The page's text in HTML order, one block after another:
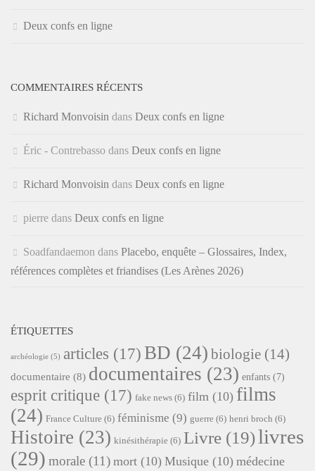
Deux confs en ligne
COMMENTAIRES RÉCENTS
Richard Monvoisin dans Deux confs en ligne
Éric - Contrebasso dans Deux confs en ligne
Richard Monvoisin dans Deux confs en ligne
pierre dans Deux confs en ligne
Soadfandaemon dans Placebo, enquête – Glossaires, Index,
références complètes et friandises (Les Arènes 2026)
ÉTIQUETTES
archéologie (5) articles (17) BD (24) biologie (14)
documentaire (8) documentaires (23) enfants (7)
esprit critique (17) fake news (6) film (10) films
(24) France Culture (6) féminisme (9) guerre (6) henri broch (6)
Histoire (23) kinésithérapie (6) Livre (19)livres
(29) morale (11) mort (10) Musique (10) médecine